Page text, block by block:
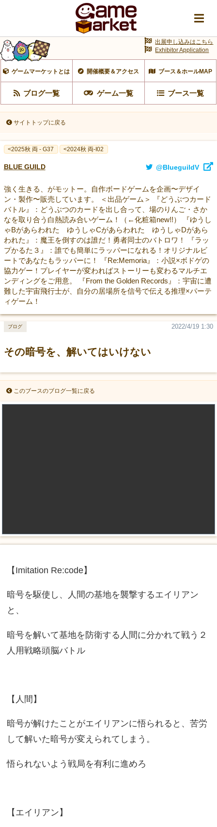
ゲームマーケットとは 開催概要＆アクセス ブース＆ホールMAP
ブログ一覧 ゲーム一覧 ブース一覧
出展申し込みはこちら
Exhibitor Application
サイトトップに戻る
<2025秋 両 - G37 <2024秋 両-I02
BLUE GUILD @BlueguildV
強く生きる、がモットー。自作ボードゲームを企画〜デザイ
ン・製作〜販売しています。 ＜出品ゲーム＞ 『どうぶつカード
バトル』：どうぶつのカードを出し合って、場のりんご・さか
なを取り合う白熱読み合いゲーム！（←化粧箱new!!） 『ゆうし
ゃBがあらわれた ゆうしゃCがあらわれた ゆうしゃDがあら
われた』：魔王を倒すのは誰だ！勇者同士のバトロワ！ 『ラッ
プかるた３』：誰でも簡単にラッパーになれる！オリジナルビ
ートであなたもラッパーに！ 『Re:Memoria』：小説×ボドゲの
協力ゲー！プレイヤーが変わればストーリーも変わるマルチエ
ンディングをご用意。 『From the Golden Records』：宇宙に遭
難した宇宙飛行士が、自分の居場所を信号で伝える推理×パーテ
ィゲーム！
その暗号を、解いてはいけない
2022/4/19 1:30
ブログ
このブースのブログ一覧に戻る
【Imitation Re:code】
暗号を駆使し、人間の基地を襲撃するエイリアン
と、
暗号を解いて基地を防衛する人間に分かれて戦う２
人用戦略頭脳バトル
【人間】
暗号が解けたことがエイリアンに悟られると、苦労
して解いた暗号が変えられてしまう。
悟られないよう戦局を有利に進めろ
【エイリアン】